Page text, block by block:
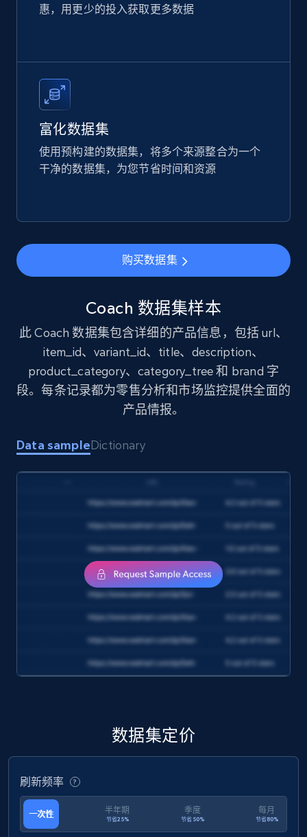
2.1K+ 375+
URL, Product id, Listing inventory id, Title, Rating,
Reviews count shop, Reviews count item, Initial
price, and more.
eCommerce
price, Final price, Final price high, Currency, and
eCommerce
254+
Amazon products search
price, Currency, Sold, and more.
eCommerce
181+ 立即购买
URL, Product id, Title, Product description,
1.3K+
惠，用更少的投入获取更多数据
富化数据集
使用预构建的数据集，将多个来源整合为一个
干净的数据集，为您节省时间和资源
购买数据集
Coach 数据集样本
此 Coach 数据集包含详细的产品信息，包括 url、
item_id、variant_id、title、description、
product_category、category_tree 和 brand 字
段。每条记录都为零售分析和市场监控提供全面的
产品情报。
Data sampleDictionary
数据集定价
刷新频率
一次性 半年期
节省25%
季度
节省50%
每月
节省80%